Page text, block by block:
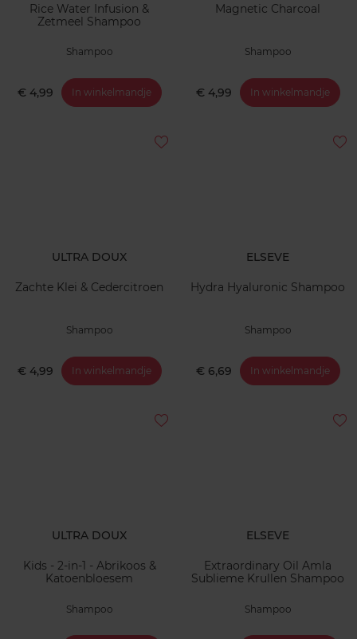
Rice Water Infusion &
Zetmeel Shampoo
Shampoo
€ 4,99 In winkelmandje
Magnetic Charcoal
Shampoo
€ 4,99 In winkelmandje
ULTRA DOUX
Zachte Klei & Cedercitroen
Shampoo
€ 4,99 In winkelmandje
ELSEVE
Hydra Hyaluronic Shampoo
Shampoo
€ 6,69 In winkelmandje
ULTRA DOUX
Kids - 2-in-1 - Abrikoos &
Katoenbloesem
Shampoo
ELSEVE
Extraordinary Oil Amla
Sublieme Krullen Shampoo
Shampoo